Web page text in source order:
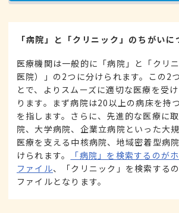
「病院」と「クリニック」のちがいに
医療機関は一般的に「病院」と「クリニ
医院）」の2つに分けられます。この2
とで、よりスムーズに適切な医療を受
ります。まず病院は20以上の病床を持
を指します。さらに、先進的な医療に
院、大学病院、企業立病院といった大
医療を支える中核病院、地域密着型病
けられます。
「病院」を検索するのが
ファイル、「クリニック」を検索する
ファイルとなります。